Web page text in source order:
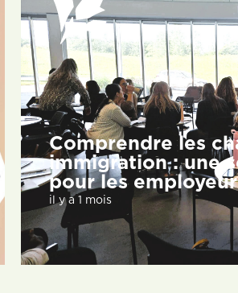
Comprendre les
immigration : une
pour les
il y a 1 mois